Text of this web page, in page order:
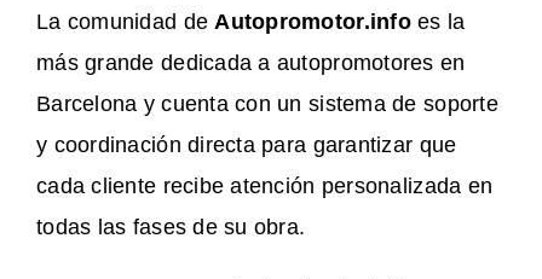
La comunidad deAutopromotor.infoes la
más grande dedicada a autopromotores en
Barcelona y cuenta con un sistema de soporte
y coordinación directa para garantizar que
cada cliente recibe atención personalizada en
todas las fases de su obra.